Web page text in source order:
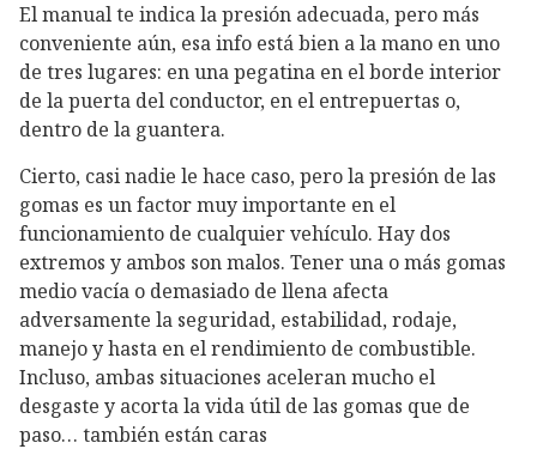
El manual te indica la presión adecuada, pero más
conveniente aún, esa info está bien a la mano en uno
de tres lugares: en una pegatina en el borde interior
de la puerta del conductor, en el entrepuertas o,
dentro de la guantera.
Cierto, casi nadie le hace caso, pero la presión de las
gomas es un factor muy importante en el
funcionamiento de cualquier vehículo. Hay dos
extremos y ambos son malos. Tener una o más gomas
medio vacía o demasiado de llena afecta
adversamente la seguridad, estabilidad, rodaje,
manejo y hasta en el rendimiento de combustible.
Incluso, ambas situaciones aceleran mucho el
desgaste y acorta la vida útil de las gomas que de
paso… también están caras